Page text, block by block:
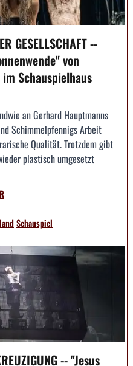
GESELLSCHAFT --
von
Schauspielhaus
an Gerhard Hauptmanns
Schimmelpfennigs Arbeit
Qualität. Trotzdem gibt
plastisch umgesetzt
Schauspiel
-- "Jesus